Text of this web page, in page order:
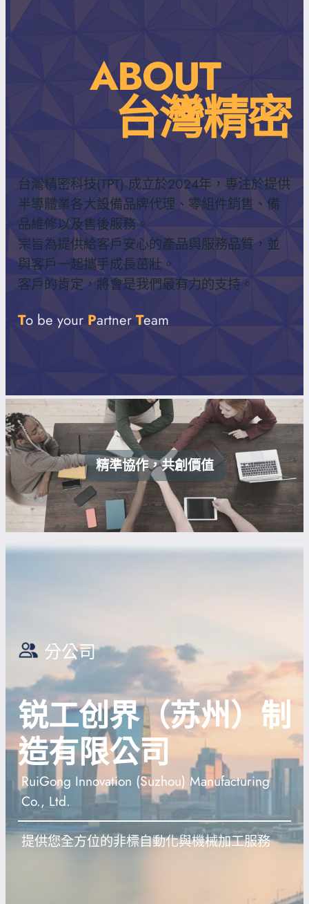
ABOUT
台灣精密
台灣精密科技(TPT) 成立於2024年，專注於提供
半導體業各大設備品牌代理、零組件銷售、備
品維修以及售後服務。
宗旨為提供給客戶安心的產品與服務品質，並
與客戶一起攜手成長茁壯。
客戶的肯定，將會是我們最有力的支持。
To be your Partner Team
精準協作，共創價值
分公司
锐工创界（苏州）制
造有限公司
RuiGong Innovation (Suzhou) Manufacturing
Co., Ltd.
提供您全方位的非標自動化與機械加工服務